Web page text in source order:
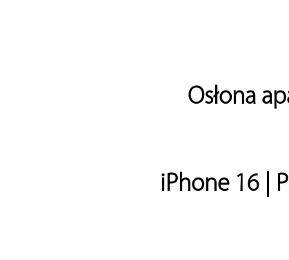
Osłona
iPhone 16 |